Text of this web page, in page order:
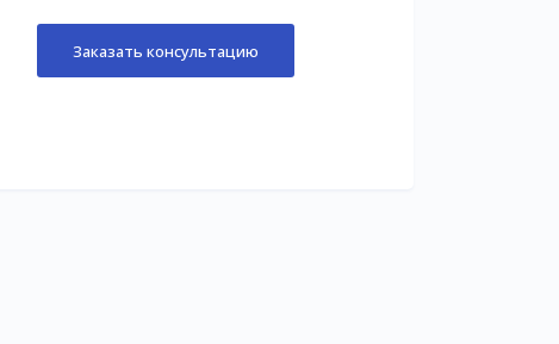
Заказать консультацию